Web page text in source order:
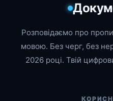
Розповідаємо про
мовою. Без черг, без
2026 році. Твій